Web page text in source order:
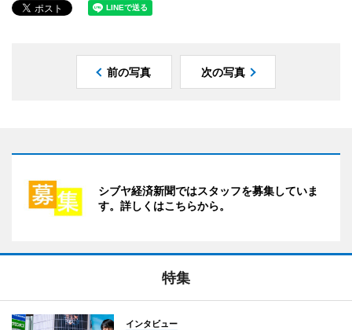
前の写真 次の写真
シブヤ経済新聞ではスタッフを募集していま
す。詳しくはこちらから。
特集
インタビュー